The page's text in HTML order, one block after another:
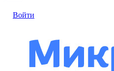
Войти